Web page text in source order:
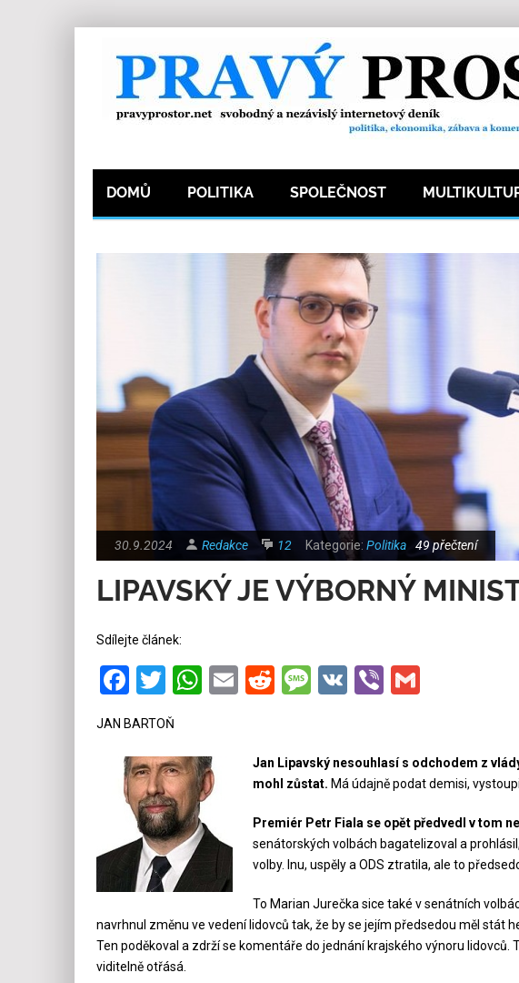
DOMŮ POLITIKA SPOLEČNOST
30.9.2024 Redakce 12 Kategorie: Politika 49 přečtení
LIPAVSKÝ JE VÝBORNÝ
Sdílejte článek:
Facebook
Twitter
WhatsApp
EmailRedditMessage
VKViberGmail
JAN BARTOŇ
Jan Lipavský nesouhlasí s odchodem z
mohl zůstat. Má údajně podat demisi,
Premiér Petr Fiala se opět předvedl v tom
senátorských volbách bagatelizoval a
volby. Inu, uspěly a ODS ztratila, ale to
To Marian Jurečka sice také v senátních
navrhnul změnu ve vedení lidovců tak, že by se jejím předsedou měl stát
Ten poděkoval a zdrží se komentáře do jednání krajského výnoru lidovců.
viditelně otřásá.